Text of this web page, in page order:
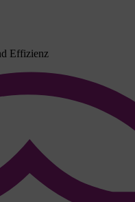
Effizienz